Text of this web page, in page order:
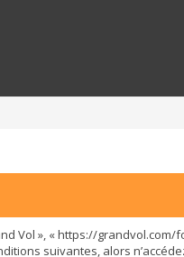
Vol », « https://
suivantes, alors